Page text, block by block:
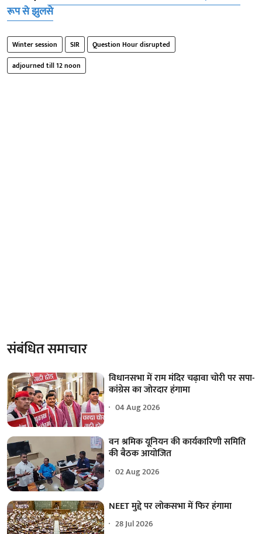
रूप से झुलसे
Winter session SIR
Question Hour disrupted
adjourned till 12 noon
संबंधित समाचार
विधानसभा में राम मंदिर चढ़ावा चोरी पर सपा-
कांग्रेस का जोरदार हंगामा
04 Aug 2026
वन श्रमिक यूनियन की कार्यकारिणी समिति
की बैठक आयोजित
02 Aug 2026
NEET मुद्दे पर लोकसभा में फिर हंगामा
28 Jul 2026